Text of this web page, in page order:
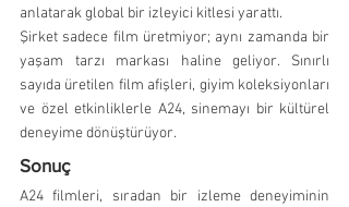
anlatarak global bir izleyici kitlesi yarattı.
Şirket sadece film üretmiyor; aynı zamanda bir
yaşam tarzı markası haline geliyor. Sınırlı
sayıda üretilen film afişleri, giyim koleksiyonları
ve özel etkinliklerle A24, sinemayı bir kültürel
deneyime dönüştürüyor.
Sonuç
A24 filmleri, sıradan bir izleme deneyiminin